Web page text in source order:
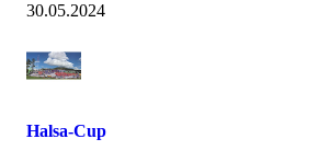
30.05.2024
Halsa-Cup